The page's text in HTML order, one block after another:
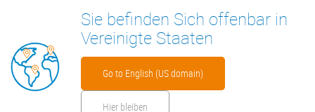
KONDENSATPUMPEN
MESSGERÄTE
INSIGHTS
KONTAKT
Sie befinden Sich offenbar in
Vereinigte Staaten
Go to English (US domain)
Hier bleiben